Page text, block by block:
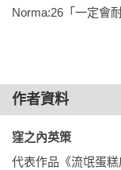
Norma:26「一定會
作者資料
窪之內英策
代表作品《流氓蛋